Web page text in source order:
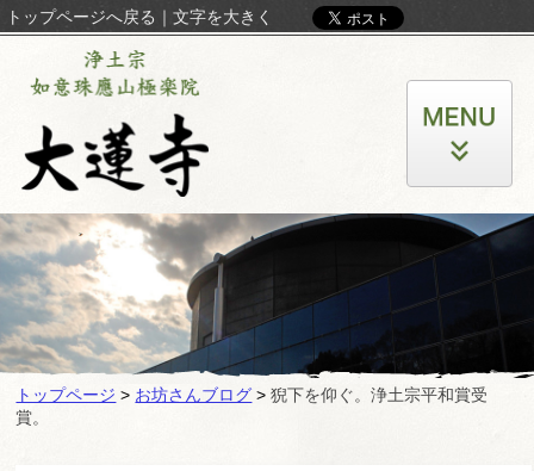
トップページへ戻る ｜ 文字を大きく
トップページ > お坊さんブログ >猊下を仰ぐ。浄土宗平和賞受
賞。